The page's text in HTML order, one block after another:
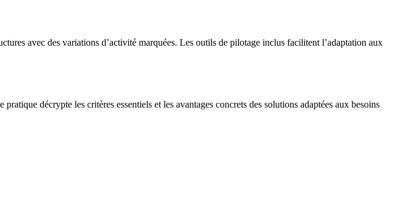
avec des variations d’activité marquées. Les outils de pilotage inclus facilitent l’adaptation aux
décrypte les critères essentiels et les avantages concrets des solutions adaptées aux besoins